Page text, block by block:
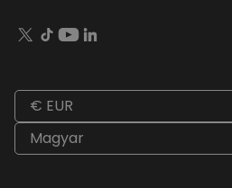
€ EUR
Magyar